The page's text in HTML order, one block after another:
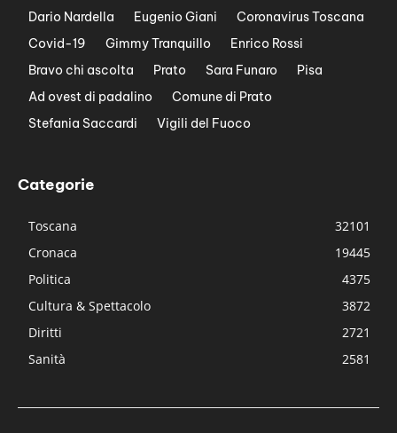
Dario Nardella
Eugenio Giani
Coronavirus Toscana
Covid-19
Gimmy Tranquillo
Enrico Rossi
Bravo chi ascolta
Prato Sara Funaro
Pisa
Ad ovest di padalino
Comune di Prato
Stefania Saccardi
Vigili del Fuoco
Categorie
Toscana
32101
Cronaca
19445
Politica
4375
Cultura & Spettacolo
3872
Diritti
2721
Sanità
2581